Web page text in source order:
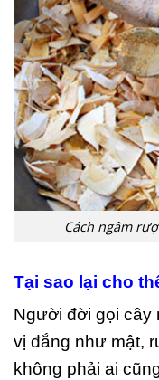
Cách ngâm
Tại sao lại cho
Người đời gọi cây
vị đắng như mật,
không phải ai